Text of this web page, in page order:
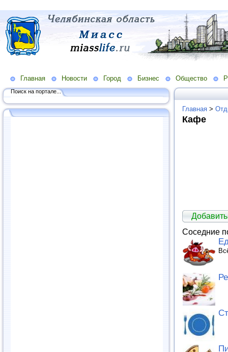
Главная Новости Город Бизнес Общество
Поиск на портале...
Главная >
Кафе
Соседние